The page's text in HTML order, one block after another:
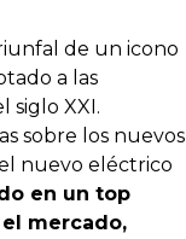
de un icono
a las
siglo XXI.
sobre los nuevos
nuevo eléctrico
en un top
mercado,